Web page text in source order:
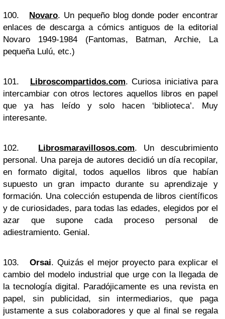
100. Novaro. Un pequeño blog donde poder encontrar
enlaces de descarga a cómics antiguos de la editorial
Novaro 1949-1984 (Fantomas, Batman, Archie, La
pequeña Lulú, etc.)
101. Libroscompartidos.com. Curiosa iniciativa para
intercambiar con otros lectores aquellos libros en papel
que ya has leído y solo hacen ‘biblioteca’. Muy
interesante.
102. Librosmaravillosos.com. Un descubrimiento
personal. Una pareja de autores decidió un día recopilar,
en formato digital, todos aquellos libros que habían
supuesto un gran impacto durante su aprendizaje y
formación. Una colección estupenda de libros científicos
y de curiosidades, para todas las edades, elegidos por el
azar que supone cada proceso personal de
adiestramiento. Genial.
103. Orsai. Quizás el mejor proyecto para explicar el
cambio del modelo industrial que urge con la llegada de
la tecnología digital. Paradójicamente es una revista en
papel, sin publicidad, sin intermediarios, que paga
justamente a sus colaboradores y que al final se regala